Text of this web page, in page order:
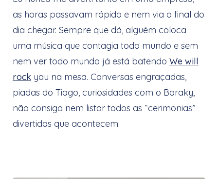
as horas passavam rápido e nem via o final do
dia chegar. Sempre que dá, alguém coloca
uma música que contagia todo mundo e sem
nem ver todo mundo já está batendo We will
rock you na mesa. Conversas engraçadas,
piadas do Tiago, curiosidades com o Baraky,
não consigo nem listar todos as “cerimonias”
divertidas que acontecem.